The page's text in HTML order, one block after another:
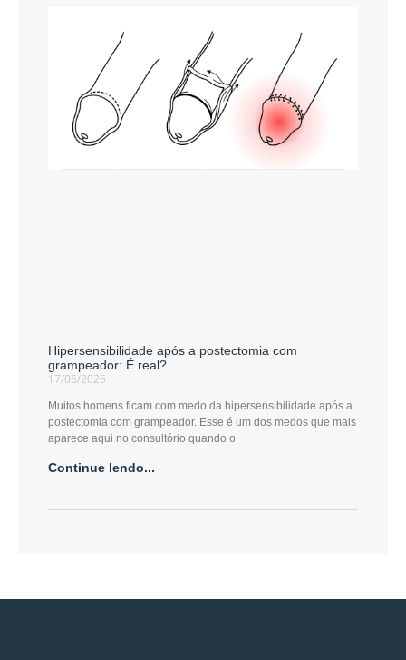
Hipersensibilidade após a postectomia com
grampeador: É real?
17/06/2026
Muitos homens ficam com medo da hipersensibilidade após a
postectomia com grampeador. Esse é um dos medos que mais
aparece aqui no consultório quando o
Continue lendo...